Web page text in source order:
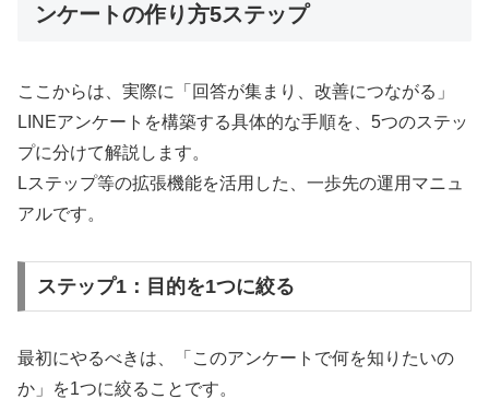
ンケートの作り方5ステップ
ここからは、実際に「回答が集まり、改善につながる」
LINEアンケートを構築する具体的な手順を、5つのステッ
プに分けて解説します。
Lステップ等の拡張機能を活用した、一歩先の運用マニュ
アルです。
ステップ1：目的を1つに絞る
最初にやるべきは、「このアンケートで何を知りたいの
か」を1つに絞ることです。